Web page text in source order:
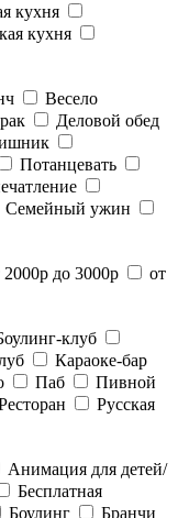
кухня
кухня
Весело
Деловой обед
Потанцевать
Семейный ужин
2000р до 3000р
от
клуб
Караоке-бар
Паб
Пивной
Русская
Анимация для детей/
Бесплатная
Боулинг
Бранчи